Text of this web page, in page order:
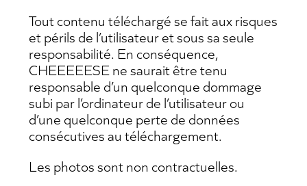
Tout contenu téléchargé se fait aux risques
et périls de l’utilisateur et sous sa seule
responsabilité. En conséquence,
CHEEEEESE ne saurait être tenu
responsable d’un quelconque dommage
subi par l’ordinateur de l’utilisateur ou
d’une quelconque perte de données
consécutives au téléchargement.
Les photos sont non contractuelles.